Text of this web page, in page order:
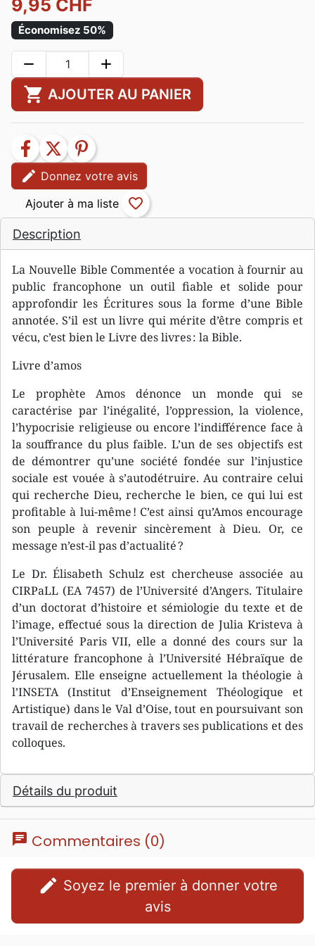
Description
La Nouvelle Bible Commentée a vocation à fournir au
public francophone un outil fiable et solide pour
approfondir les Écritures sous la forme d’une Bible
annotée. S’il est un livre qui mérite d’être compris et
vécu, c’est bien le Livre des livres : la Bible.
Livre d’amos
Le prophète Amos dénonce un monde qui se
caractérise par l’inégalité, l’oppression, la violence,
l’hypocrisie religieuse ou encore l’indifférence face à
la souffrance du plus faible. L’un de ses objectifs est
de démontrer qu’une société fondée sur l’injustice
sociale est vouée à s’autodétruire. Au contraire celui
qui recherche Dieu, recherche le bien, ce qui lui est
profitable à lui-même ! C’est ainsi qu’Amos encourage
son peuple à revenir sincèrement à Dieu. Or, ce
message n’est-il pas d’actualité ?
Le Dr. Élisabeth Schulz est chercheuse associée au
CIRPaLL (EA 7457) de l’Université d’Angers. Titulaire
d’un doctorat d’histoire et sémiologie du texte et de
l’image, effectué sous la direction de Julia Kristeva à
l’Université Paris VII, elle a donné des cours sur la
littérature francophone à l’Université Hébraïque de
Jérusalem. Elle enseigne actuellement la théologie à
l’INSETA (Institut d’Enseignement Théologique et
Artistique) dans le Val d’Oise, tout en poursuivant son
travail de recherches à travers ses publications et des
colloques.
Détails du produit
9,95 CHF
Économisez 50%
remove add
shopping_cart AJOUTER AU PANIER
facebook twitter
pinterest
edit Donnez votre avis
favorite_border
chat Commentaires (0)
edit
avis